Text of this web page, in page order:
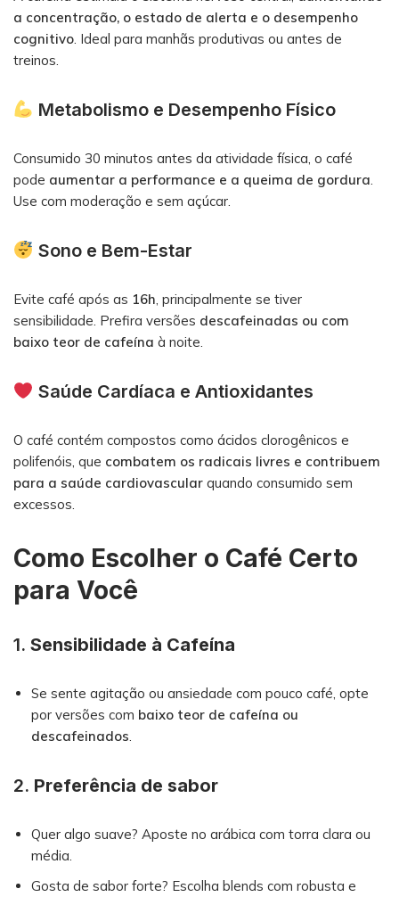
a concentração, o estado de alerta e o desempenho
cognitivo . Ideal para manhãs produtivas ou antes de
treinos.
Metabolismo e Desempenho Físico
Consumido 30 minutos antes da atividade física, o café
pode aumentar a performance e a queima de gordura
Use com moderação e sem açúcar.
Sono e Bem-Estar
Evite café após as 16h , principalmente se tiver
sensibilidade. Prefira versões descafeinadas ou com
baixo teor de cafeína à noite.
Saúde Cardíaca e Antioxidantes
O café contém compostos como ácidos clorogênicos e
polifenóis, que combatem os radicais livres e contribuem
para a saúde cardiovascular quando consumido sem
excessos.
Como Escolher o Café Certo
para Você
1. Sensibilidade à Cafeína
Se sente agitação ou ansiedade com pouco café, opte
por versões com baixo teor de cafeína ou
descafeinados
2. Preferência de sabor
Quer algo suave? Aposte no arábica com torra clara ou
média.
Gosta de sabor forte? Escolha blends com robusta e